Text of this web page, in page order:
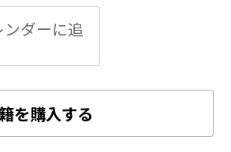
ダーに追
を購入する